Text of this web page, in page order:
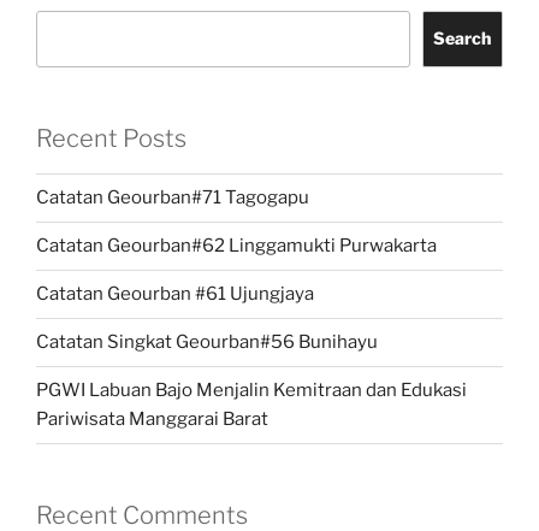
Search
Recent Posts
Catatan Geourban#71 Tagogapu
Catatan Geourban#62 Linggamukti Purwakarta
Catatan Geourban #61 Ujungjaya
Catatan Singkat Geourban#56 Bunihayu
PGWI Labuan Bajo Menjalin Kemitraan dan Edukasi
Pariwisata Manggarai Barat
Recent Comments